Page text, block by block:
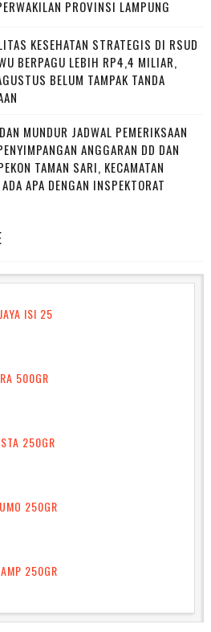
PROVINSI LAMPUNG
KESEHATAN STRATEGIS DI RSUD
BERPAGU LEBIH RP4,4 MILIAR,
BELUM TAMPAK TANDA
MUNDUR JADWAL PEMERIKSAAN
ANGGARAN DD DAN
TAMAN SARI, KECAMATAN
APA DENGAN INSPEKTORAT
ISI 25
500GR
250GR
250GR
250GR